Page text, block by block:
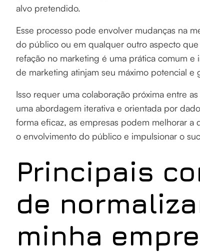
alvo pretendido.
Esse processo pode envolver mudanças na
do público ou em qualquer outro aspecto
refação no marketing é uma prática comum
de marketing atinjam seu máximo potencial e
Isso requer uma colaboração próxima entre
uma abordagem iterativa e orientada por
forma eficaz, as empresas podem melhorar
o envolvimento do público e impulsionar o
Principais
de
minha